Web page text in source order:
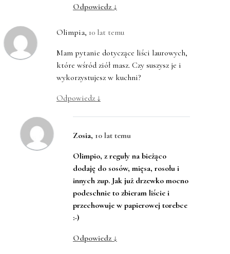
Odpowiedz ↓
Olimpia, 10 lat temu
Mam pytanie dotyczące liści laurowych,
które wśród ziół masz. Czy suszysz je i
wykorzystujesz w kuchni?
Odpowiedz ↓
Zosia, 10 lat temu
Olimpio, z reguły na bieżąco
dodaję do sosów, mięsa, rosołu i
innych zup. Jak już drzewko mocno
podeschnie to zbieram liście i
przechowuje w papierowej torebce
:-)
Odpowiedz ↓